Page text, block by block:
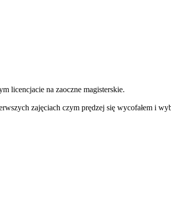
licencjacie na zaoczne magisterskie.
zajęciach czym prędzej się wycofałem i